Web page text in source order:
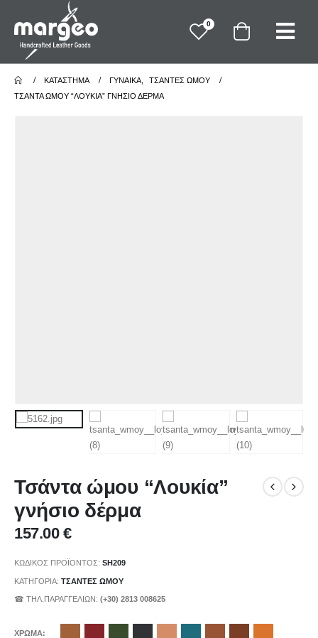
0
ΚΑΤΆΣΤΗΜΑ ΓΥΝΑΙΚΑ
ΤΣΑΝΤΕΣ ΩΜΟΥ
ΤΣΆΝΤΑ ΏΜΟΥ “ΛΟΥΚΊΑ” ΓΝΉΣΙΟ ΔΈΡΜΑ
Τσάντα ώμου “Λουκία”
γνήσιο δέρμα
157.00 €
ΚΩΔΙΚΌΣ ΠΡΟΪΌΝΤΟΣ: SH209
ΚΑΤΗΓΟΡΊΑ: ΤΣΑΝΤΕΣ ΩΜΟΥ
☎ ΤΗΛ.ΠΑΡΑΓΓΕΛΙΩΝ: (+30) 2813 008625
ΧΡΩΜΑ